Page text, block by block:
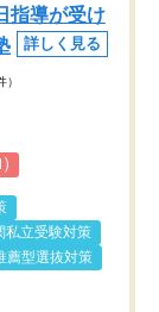
指導が受け
詳しく見る
）
私立受験対策
薦型選抜対策